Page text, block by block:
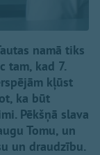
namā tiks
tam, kad 7.
kļūst
ka būt
Pēkšņā slava
Tomu, un
un draudzību.